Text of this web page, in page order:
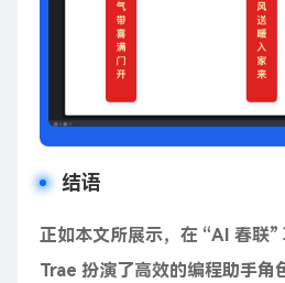
结语
正如本文所展示，在 “AI 春联”
Trae 扮演了高效的编程助手角